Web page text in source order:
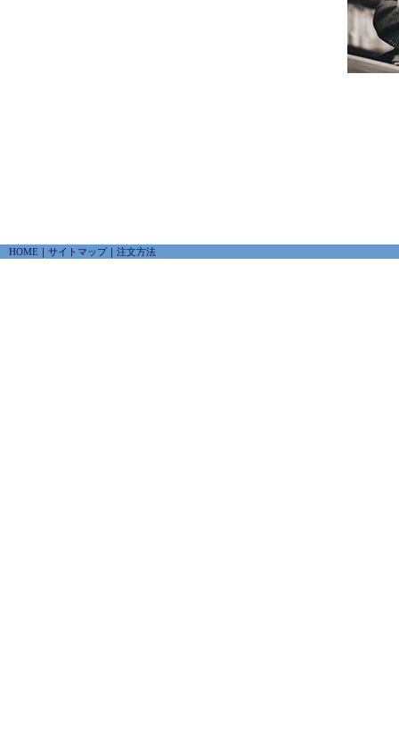
HOME サイトマップ 注文方法